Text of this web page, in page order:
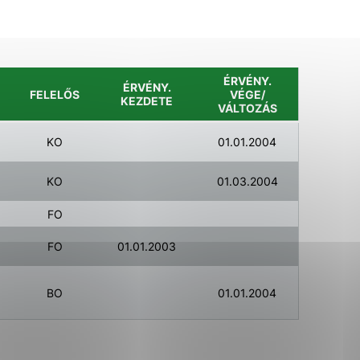
FELELŐS
ÉRVÉNY.
KEZDETE
ÉRVÉNY.
VÉGE/
VÁLTOZÁS
KO 01.01.2004
KO 01.03.2004
FO
FO 01.01.2003
BO 01.01.2004
oblastiam webovej
Analytické cookies
stránku používajú,
anonymne a nie je